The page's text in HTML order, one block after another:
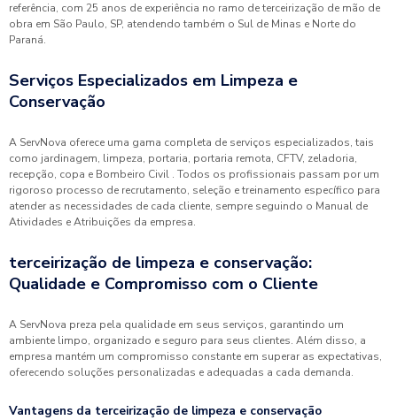
referência, com 25 anos de experiência no ramo de terceirização de mão de
obra em São Paulo, SP, atendendo também o Sul de Minas e Norte do
Paraná.
Serviços Especializados em Limpeza e
Conservação
A ServNova oferece uma gama completa de serviços especializados, tais
como jardinagem, limpeza, portaria, portaria remota, CFTV, zeladoria,
recepção, copa e Bombeiro Civil . Todos os profissionais passam por um
rigoroso processo de recrutamento, seleção e treinamento específico para
atender as necessidades de cada cliente, sempre seguindo o Manual de
Atividades e Atribuições da empresa.
terceirização de limpeza e conservação:
Qualidade e Compromisso com o Cliente
A ServNova preza pela qualidade em seus serviços, garantindo um
ambiente limpo, organizado e seguro para seus clientes. Além disso, a
empresa mantém um compromisso constante em superar as expectativas,
oferecendo soluções personalizadas e adequadas a cada demanda.
Vantagens da terceirização de limpeza e conservação